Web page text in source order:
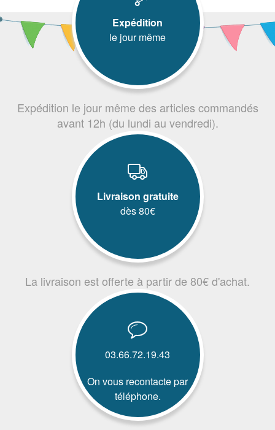
Expédition
le jour même
Expédition le jour même des articles commandés
avant 12h (du lundi au vendredi).
Livraison gratuite
dès 80€
La livraison est offerte à partir de 80€ d'achat.
03.66.72.19.43
On vous recontacte par
téléphone.